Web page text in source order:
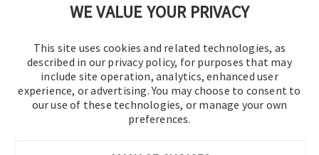
WE VALUE YOUR PRIVACY
This site uses cookies and related technologies, as
described in our privacy policy, for purposes that may
include site operation, analytics, enhanced user
experience, or advertising. You may choose to consent to
our use of these technologies, or manage your own
preferences.
© 2016-2026 Operation Technology, Inc.
Todos los derechos reservados.